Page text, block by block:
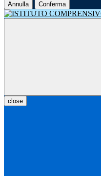
Annulla Conferma
close